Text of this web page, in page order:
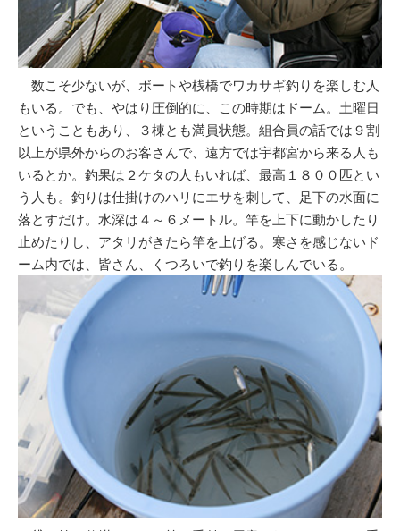
数こそ少ないが、ボートや桟橋でワカサギ釣りを楽しむ人
もいる。でも、やはり圧倒的に、この時期はドーム。土曜日
ということもあり、３棟とも満員状態。組合員の話では９割
以上が県外からのお客さんで、遠方では宇都宮から来る人も
いるとか。釣果は２ケタの人もいれば、最高１８００匹とい
う人も。釣りは仕掛けのハリにエサを刺して、足下の水面に
落とすだけ。水深は４～６メートル。竿を上下に動かしたり
止めたりし、アタリがきたら竿を上げる。寒さを感じないド
ーム内では、皆さん、くつろいで釣りを楽しんでいる。